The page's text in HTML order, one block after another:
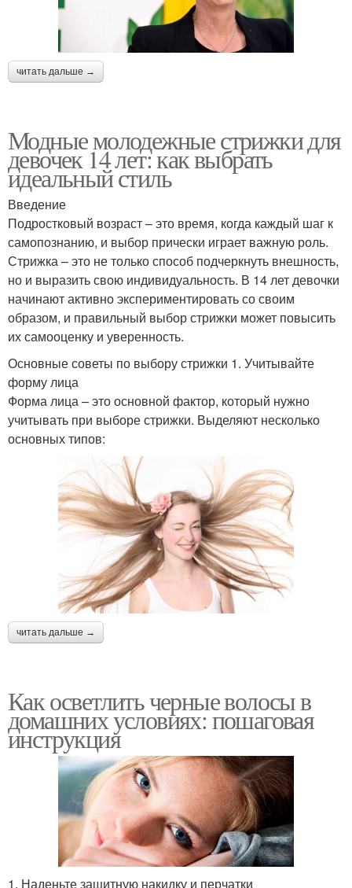
читать дальше →
Модные молодежные стрижки для
девочек 14 лет: как выбрать
идеальный стиль
Введение
Подростковый возраст – это время, когда каждый шаг к
самопознанию, и выбор прически играет важную роль.
Стрижка – это не только способ подчеркнуть внешность,
но и выразить свою индивидуальность. В 14 лет девочки
начинают активно экспериментировать со своим
образом, и правильный выбор стрижки может повысить
их самооценку и уверенность.
Основные советы по выбору стрижки 1. Учитывайте
форму лица
Форма лица – это основной фактор, который нужно
учитывать при выборе стрижки. Выделяют несколько
основных типов:
читать дальше →
Как осветлить черные волосы в
домашних условиях: пошаговая
инструкция
1. Наденьте защитную накидку и перчатки